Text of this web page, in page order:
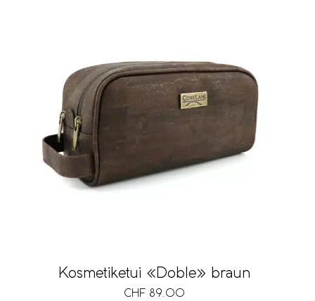
Kosmetiketui «Doble» braun
CHF 89.00